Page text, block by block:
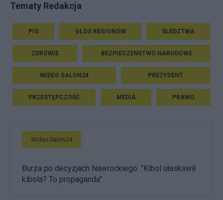
Tematy Redakcja
PIS GŁOS REGIONÓW ŚLEDZTWA
ZDROWIE BEZPIECZEŃSTWO NARODOWE
WIDEO SALON24 PREZYDENT
PRZESTĘPCZOŚĆ MEDIA PRAWO
Wideo Salon24
Burza po decyzjach Nawrockiego. "Kibol ułaskawił
kibola? To propaganda"